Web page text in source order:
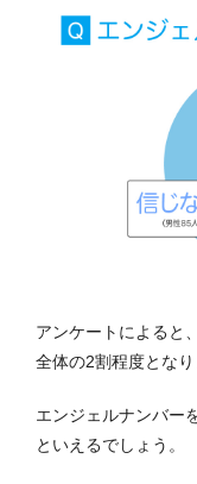
アンケートによると
全体の2割程度となり
エンジェルナンバー
といえるでしょう。